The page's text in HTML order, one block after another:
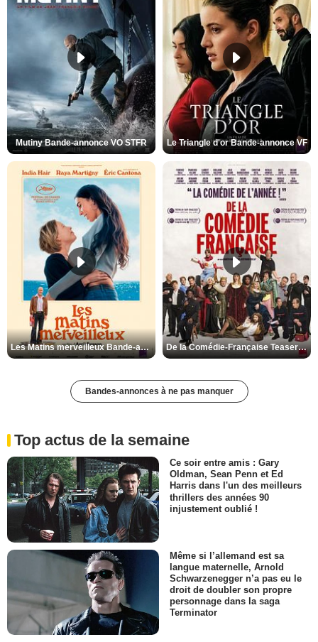
Mutiny Bande-annonce VO STFR Le Triangle d'or Bande-annonce VF
Les Matins merveilleux Bande-annonce VF De la Comédie-Française Teaser VF
Bandes-annonces à ne pas manquer
Top actus de la semaine
Ce soir entre amis : Gary
Oldman, Sean Penn et Ed
Harris dans l'un des meilleurs
thrillers des années 90
injustement oublié !
Même si l’allemand est sa
langue maternelle, Arnold
Schwarzenegger n’a pas eu le
droit de doubler son propre
personnage dans la saga
Terminator